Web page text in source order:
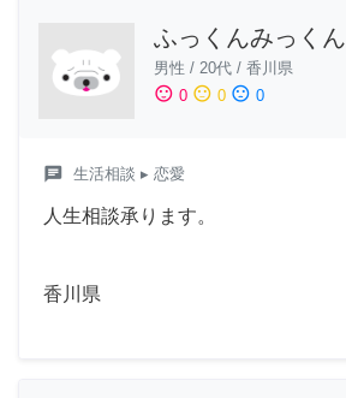
ふっくんみっくん
男性 / 20代 / 香川県
sentiment_satisfied 0 sentiment_neutral 0 sentiment_dissatisfied 0
chat 生活相談 ▸ 恋愛
人生相談承ります。
香川県